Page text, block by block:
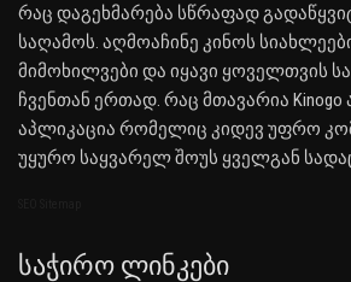
რაც დაგეხმარება სწრაფად
საღამოს. აღმოაჩინე კინოს
მიმოხილვები და იყავი ყოველთვის
ჩვენთან ერთად. რაც მთავარია Kinogo
აპლიკაცია რომელიც კიდევ უფრო
უყურო საყვარელ შოუს ყველგან
Საჭირო Ლინკები